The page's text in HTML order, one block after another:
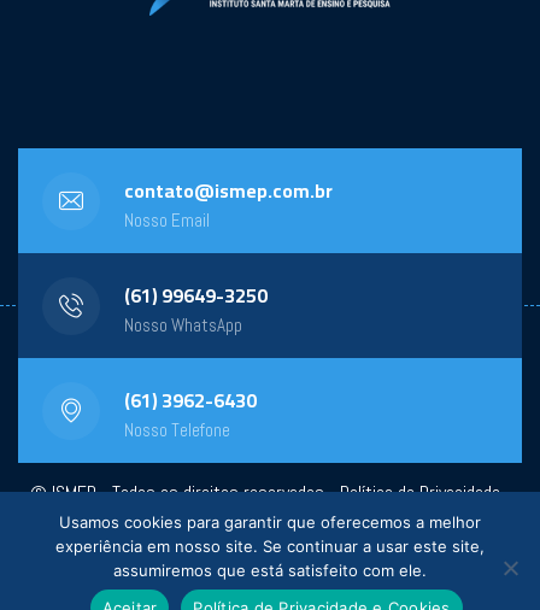
contato@ismep.com.br
Nosso Email
(61) 99649-3250
Nosso WhatsApp
(61) 3962-6430
Nosso Telefone
© ISMEP - Todos os direitos reservados -Política de Privacidade-
Powered by:General Design
Usamos cookies para garantir que oferecemos a melhor
experiência em nosso site. Se continuar a usar este site,
assumiremos que está satisfeito com ele.